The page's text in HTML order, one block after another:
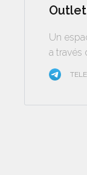
Un
a través
minera